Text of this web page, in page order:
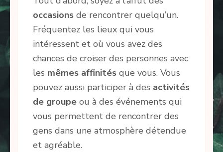
occasions de rencontrer quelqu’un.
Fréquentez les lieux qui vous
intéressent et où vous avez des
chances de croiser des personnes avec
les mêmes affinités que vous. Vous
pouvez aussi participer à des activités
de groupe ou à des événements qui
vous permettent de rencontrer des
gens dans une atmosphère détendue
et agréable.